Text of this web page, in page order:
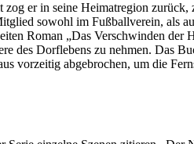
er in seine Heimatregion zurück,
sowohl im Fußballverein, als
Roman „Das Verschwinden der
des Dorflebens zu nehmen. Das
vorzeitig abgebrochen, um die